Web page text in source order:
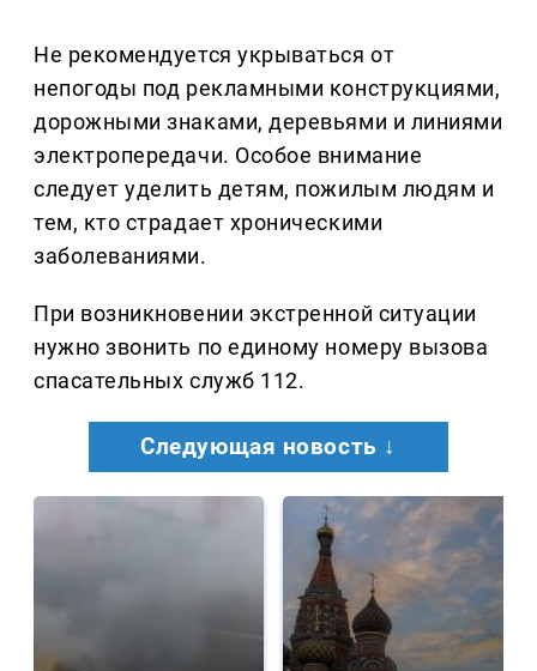
Не рекомендуется укрываться от
непогоды под рекламными конструкциями,
дорожными знаками, деревьями и линиями
электропередачи. Особое внимание
следует уделить детям, пожилым людям и
тем, кто страдает хроническими
заболеваниями.
При возникновении экстренной ситуации
нужно звонить по единому номеру вызова
спасательных служб 112.
Следующая новость ↓